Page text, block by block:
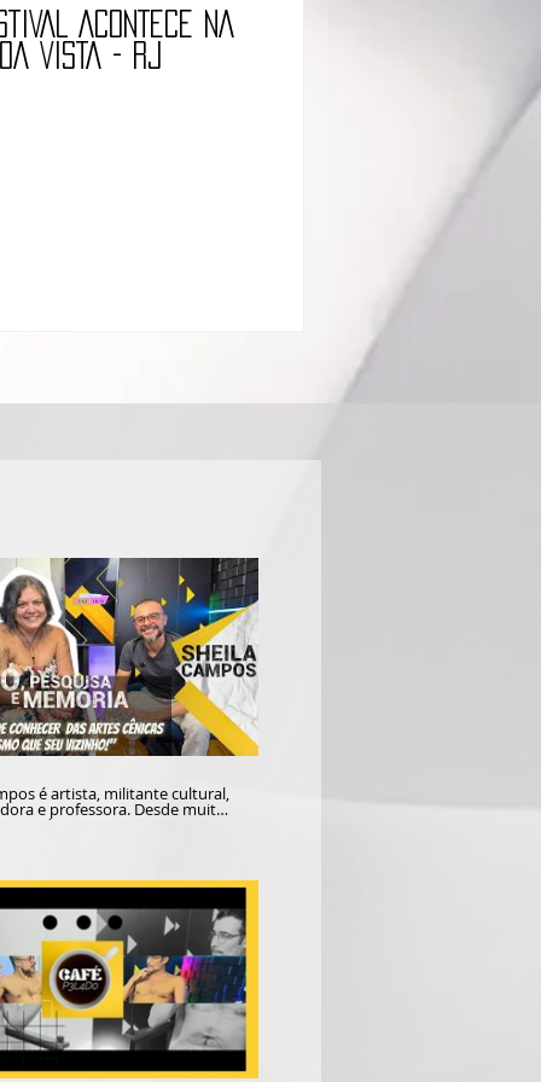
ACONTECE NA
VISTA - RJ
é artista, militante cultural,
e professora. Desde muito
as Artes e a
campo das artes, conversou
Junior no estúdio do Portal
sobre antigos e novos projetos,
a trajetóia teatral
antigos para compreender as
atuais. Em Brasília, a
produzido edições do projeto
de
descontraída sobre a
artistas, técnicos, produtores
e suas realizações. Confira